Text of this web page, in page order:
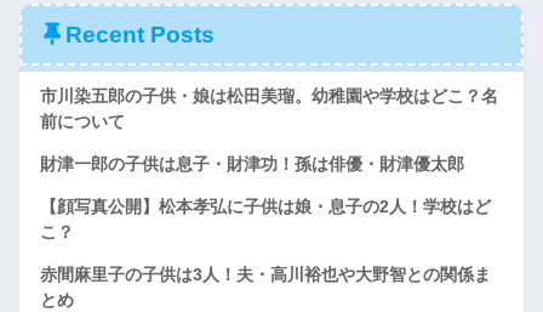
Recent Posts
市川染五郎の子供・娘は松田美瑠。幼稚園や学校はどこ？名
前について
財津一郎の子供は息子・財津功！孫は俳優・財津優太郎
【顔写真公開】松本孝弘に子供は娘・息子の2人！学校はど
こ？
赤間麻里子の子供は3人！夫・高川裕也や大野智との関係ま
とめ